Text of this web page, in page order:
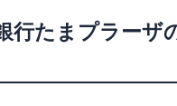
行たまプラーザ